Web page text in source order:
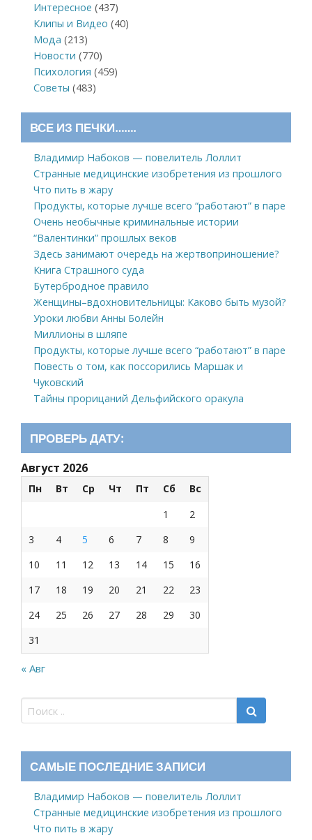
Интересное (437)
Клипы и Видео (40)
Мода (213)
Новости (770)
Психология (459)
Советы (483)
ВСЕ ИЗ ПЕЧКИ…….
Владимир Набоков — повелитель Лоллит
Странные медицинские изобретения из прошлого
Что пить в жару
Продукты, которые лучше всего “работают” в паре
Очень необычные криминальные истории
“Валентинки” прошлых веков
Здесь занимают очередь на жертвоприношение?
Книга Страшного суда
Бутербродное правило
Женщины–вдохновительницы: Каково быть музой?
Уроки любви Анны Болейн
Миллионы в шляпе
Продукты, которые лучше всего “работают” в паре
Повесть о том, как поссорились Маршак и
Чуковский
Тайны прорицаний Дельфийского оракула
ПРОВЕРЬ ДАТУ:
Август 2026
Пн Вт Ср Чт Пт Сб
Вс
1
2
3
4 5 6 7 8
9
10
11 12 13 14 15
16
17
18 19 20 21 22
23
24
25 26 27 28 29
30
31
« Авг
САМЫЕ ПОСЛЕДНИЕ ЗАПИСИ
Владимир Набоков — повелитель Лоллит
Странные медицинские изобретения из прошлого
Что пить в жару